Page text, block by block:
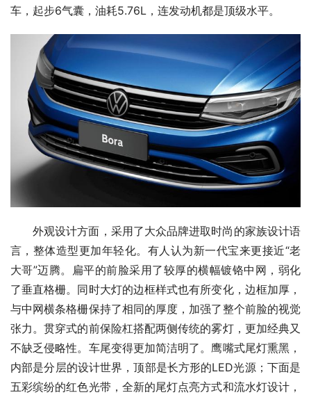
车，起步6气囊，油耗5.76L，连发动机都是顶级水平。
外观设计方面，采用了大众品牌进取时尚的家族设计语
言，整体造型更加年轻化。有人认为新一代宝来更接近“老
大哥”迈腾。扁平的前脸采用了较厚的横幅镀铬中网，弱化
了垂直格栅。同时大灯的边框样式也有所变化，边框加厚，
与中网横条格栅保持了相同的厚度，加强了整个前脸的视觉
张力。贯穿式的前保险杠搭配两侧传统的雾灯，更加经典又
不缺乏侵略性。车尾变得更加简洁明了。鹰嘴式尾灯熏黑，
内部是分层的设计世界，顶部是长方形的LED光源；下面是
五彩缤纷的红色光带，全新的尾灯点亮方式和流水灯设计，